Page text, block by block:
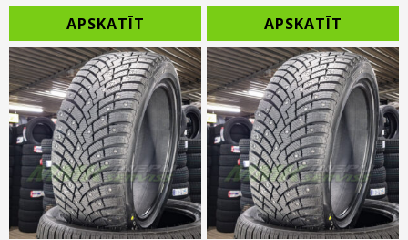
price
was:
€225.00.
price
is:
€202.00.
APSKATĪT
price
was:
€239.00.
price
is:
€205.00.
APSKATĪT